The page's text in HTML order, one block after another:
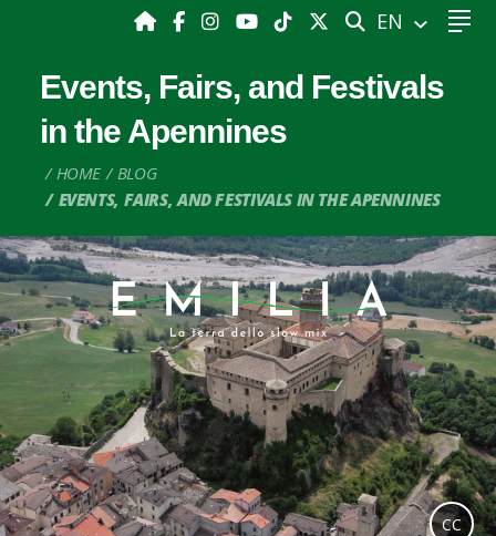
SEARCH
EN
Events, Fairs, and Festivals
in the Apennines
HOME
BLOG
EVENTS, FAIRS, AND FESTIVALS IN THE APENNINES
CC